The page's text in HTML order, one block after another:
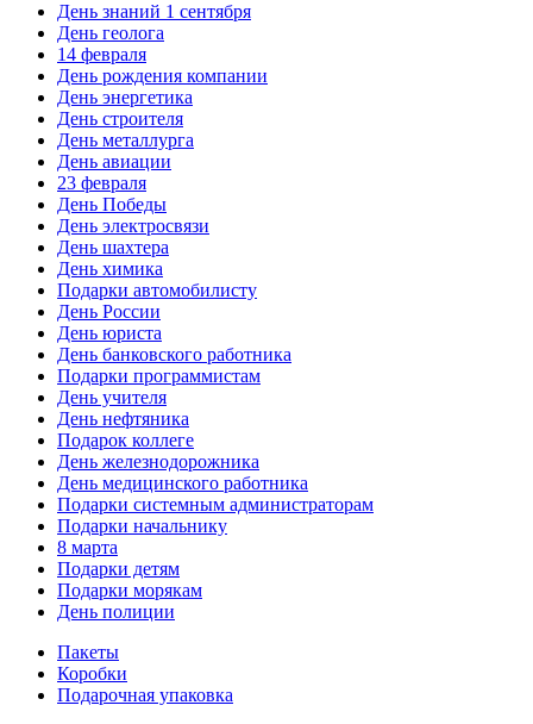
День знаний 1 сентября
День геолога
14 февраля
День рождения компании
День энергетика
День строителя
День металлурга
День авиации
23 февраля
День Победы
День электросвязи
День шахтера
День химика
Подарки автомобилисту
День России
День юриста
День банковского работника
Подарки программистам
День учителя
День нефтяника
Подарок коллеге
День железнодорожника
День медицинского работника
Подарки системным администраторам
Подарки начальнику
8 марта
Подарки детям
Подарки морякам
День полиции
Пакеты
Коробки
Подарочная упаковка